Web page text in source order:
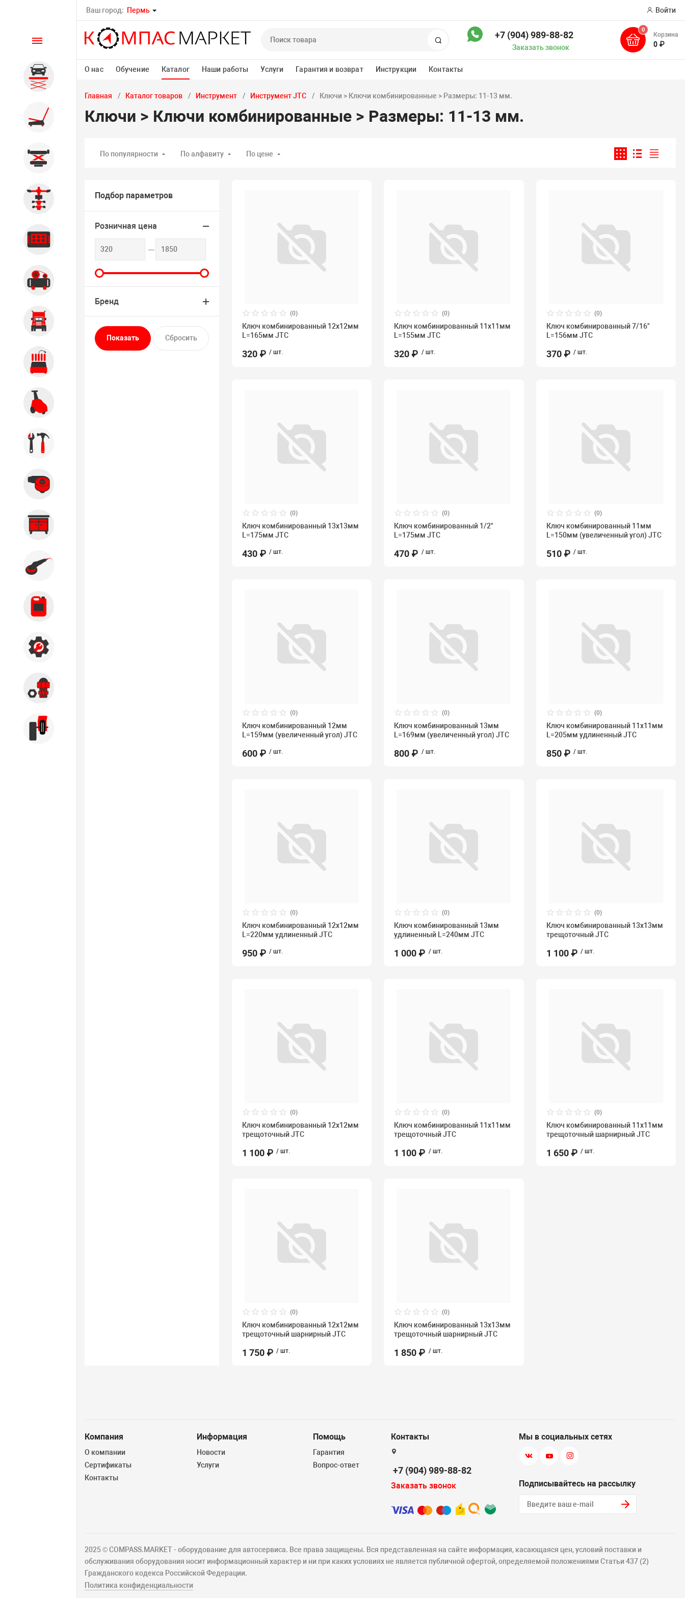
Ваш город: Пермь Войти
Поиск +7 (904) 989-88-82
Заказать звонок
0
Корзина
0 ₽
О нас Обучение Каталог Наши работы Услуги Гарантия и возврат Инструкции Контакты
Каталог
Автомобильные подъемники
Шиномонтажное
оборудование
Общегаражное
Стенды сход-развал
Диагностика
Компрессорное оборудование
Главная Каталог товаров Инструмент Инструмент JTC Ключи > Ключи комбинированные > Размеры: 11-13 мм.
Ключи > Ключи комбинированные > Размеры: 11-13 мм.
По популярности По алфавиту По цене
Подбор параметров
Розничная цена
Бренд
(0)
Ключ комбинированный 12х12мм
L=165мм JTC
320 ₽ / шт.
(0)
Ключ комбинированный 11х11мм
L=155мм JTC
320 ₽ / шт.
(0)
Ключ комбинированный 7/16"
L=156мм JTC
370 ₽ / шт.
(0)
Ключ комбинированный 13х13мм
L=175мм JTC
430 ₽ / шт.
(0)
Ключ комбинированный 1/2"
L=175мм JTC
470 ₽ / шт.
(0)
Ключ комбинированный 11мм
L=150мм (увеличенный угол) JTC
510 ₽ / шт.
(0)
Ключ комбинированный 12мм
L=159мм (увеличенный угол) JTC
600 ₽ / шт.
(0)
Ключ комбинированный 13мм
L=169мм (увеличенный угол) JTC
800 ₽ / шт.
(0)
Ключ комбинированный 11х11мм
L=205мм удлиненный JTC
850 ₽ / шт.
(0)
Ключ комбинированный 12х12мм
L=220мм удлиненный JTC
950 ₽ / шт.
(0)
Ключ комбинированный 13мм
удлиненный L=240мм JTC
1 000 ₽ / шт.
(0)
Ключ комбинированный 13х13мм
трещоточный JTC
1 100 ₽ / шт.
(0)
Ключ комбинированный 12х12мм
трещоточный JTC
1 100 ₽ / шт.
(0)
Ключ комбинированный 11х11мм
трещоточный JTC
1 100 ₽ / шт.
(0)
Ключ комбинированный 11х11мм
трещоточный шарнирный JTC
1 650 ₽ / шт.
(0)
Ключ комбинированный 12х12мм
трещоточный шарнирный JTC
1 750 ₽ / шт.
(0)
Ключ комбинированный 13х13мм
трещоточный шарнирный JTC
1 850 ₽ / шт.
Компания
О компании
Сертификаты
Контакты
Информация
Новости
Услуги
Помощь
Гарантия
Вопрос-ответ
Контакты
+7 (904) 989-88-82
Заказать звонок
Мы в социальных сетях
Подписывайтесь на рассылку
2025 © COMPASS.MARKET - оборудование для автосервиса. Все права защищены. Вся представленная на сайте информация, касающаяся цен, условий поставки и
обслуживания оборудования носит информационный характер и ни при каких условиях не является публичной офертой, определяемой положениями Статьи 437 (2)
Гражданского кодекса Российской Федерации.
Политика конфиденциальности